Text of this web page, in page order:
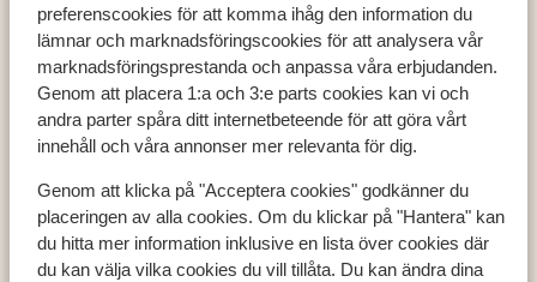
preferenscookies för att komma ihåg den information du
lämnar och marknadsföringscookies för att analysera vår
marknadsföringsprestanda och anpassa våra erbjudanden.
Genom att placera 1:a och 3:e parts cookies kan vi och
andra parter spåra ditt internetbeteende för att göra vårt
innehåll och våra annonser mer relevanta för dig.
Genom att klicka på "Acceptera cookies" godkänner du
placeringen av alla cookies. Om du klickar på "Hantera" kan
du hitta mer information inklusive en lista över cookies där
du kan välja vilka cookies du vill tillåta. Du kan ändra dina
Grekland
Turkiet
Spanien
Kreta
Zakynthos
Turkiets sydkust